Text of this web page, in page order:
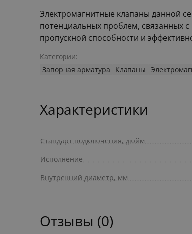
Электромагнитные клапаны данной
потенциальных проблем, связанных
пропускной способности и
Категории:
Запорная арматура
Клапаны
Характеристики
Стандарт подключения, дюйм
Исполнение
Внутренний диаметр, мм
Отзывы (0)